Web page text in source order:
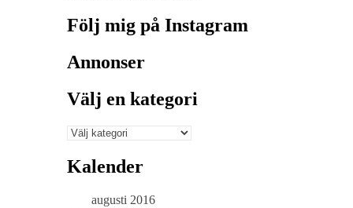
Följ mig på Instagram
Annonser
Välj en kategori
Välj
kategori
Kalender
augusti 2016